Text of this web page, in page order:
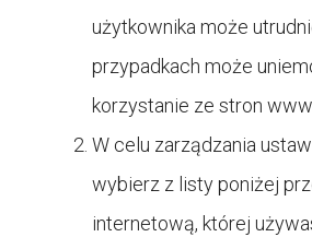
użytkownika może
przypadkach może
korzystanie ze stron www
W celu zarządzania
wybierz z listy poniżej
internetową, której